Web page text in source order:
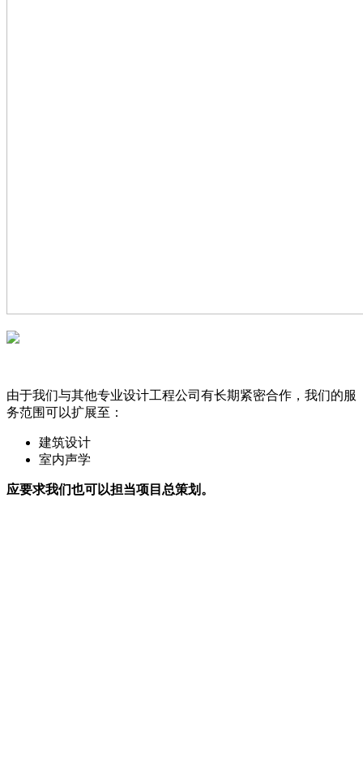
由于我们与其他专业设计工程公司有长期紧密合作，我们的服
务范围可以扩展至：
建筑设计
室内声学
应要求我们也可以担当项目总策划。